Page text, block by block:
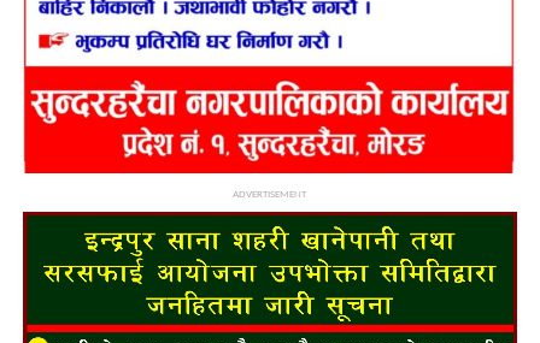
ADVERTISEMENT